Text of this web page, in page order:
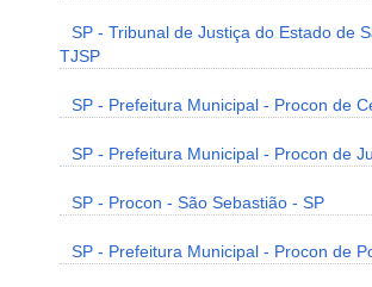
SP - Tribunal de Justiça do Estado de
TJSP
SP - Prefeitura Municipal - Procon de
SP - Prefeitura Municipal - Procon de
SP - Procon - São Sebastião - SP
SP - Prefeitura Municipal - Procon de